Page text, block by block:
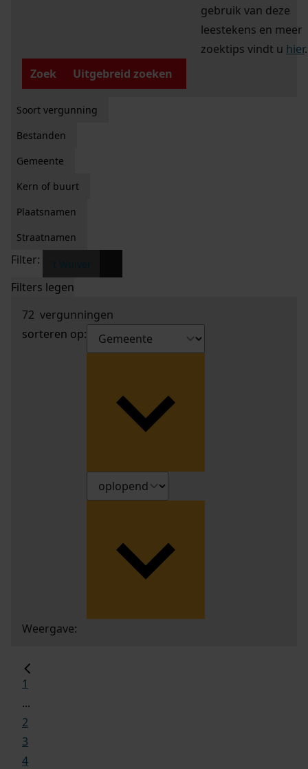
gebruik van deze
leestekens en meer
zoektips vindt u hier.
Zoek
Uitgebreid zoeken
Soort vergunning
Bestanden
Gemeente
Kern of buurt
Plaatsnamen
Straatnamen
Filter:
Filters legen
72 vergunningen
sorteren op:
Weergave:
1
...
2
3
4